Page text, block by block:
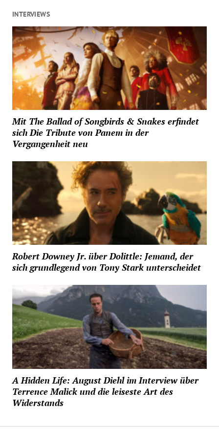
INTERVIEWS
Mit The Ballad of Songbirds & Snakes erfindet
sich Die Tribute von Panem in der
Vergangenheit neu
Robert Downey Jr. über Dolittle: Jemand, der
sich grundlegend von Tony Stark unterscheidet
A Hidden Life: August Diehl im Interview über
Terrence Malick und die leiseste Art des
Widerstands